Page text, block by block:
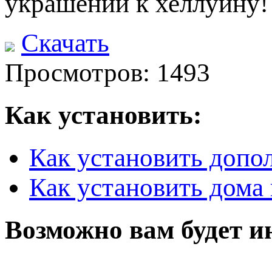
Скачать
Просмотров: 1493
Как установить:
Как установить
Как установить
Возможно вам будет